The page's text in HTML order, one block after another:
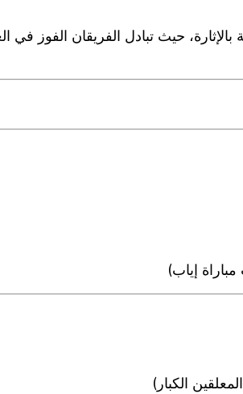
بالإثارة، حيث تبادل الفريقان الفوز
إياب)
الكبار)